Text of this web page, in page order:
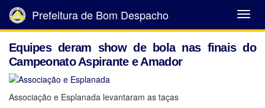
Abrir
Menu
Prefeitura de Bom Despacho
Equipes deram show de bola nas finais do
Campeonato Aspirante e Amador
Associação e Esplanada levantaram as taças